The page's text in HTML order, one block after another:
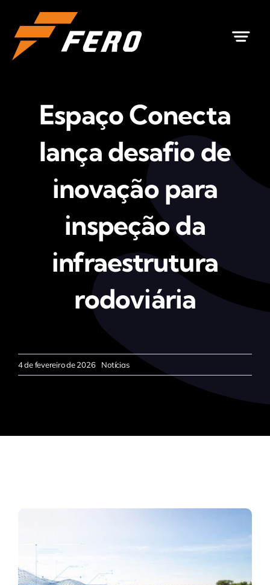
para
conteúdo
Espaço Conecta
lança desafio de
inovação para
inspeção da
infraestrutura
rodoviária
4 de fevereiro de 2026 Notícias